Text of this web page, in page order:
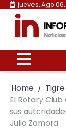
Skip
content
jueves, Ago
Home
Tigre
El Rotary
sus
Julio Zamora